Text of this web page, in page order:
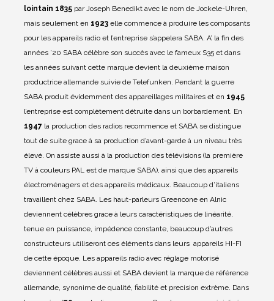
lointain 1835 par Joseph Benedikt avec le nom de Jockele-Uhren,
mais seulement en 1923 elle commence à produire les composants
pour les appareils radio et l’entreprise s’appelera SABA. A’ la fin des
années ’20 SABA célèbre son succès avec le fameux S35 et dans
les années suivant cette marque devient la deuxième maison
productrice allemande suivie de Telefunken. Pendant la guerre
SABA produit évidemment des appareillages militaires et en 1945
l’entreprise est complètement détruite dans un borbardement. En
1947 la production des radios recommence et SABA se distingue
tout de suite grace à sa production d’avant-garde à un niveau très
élevé. On assiste aussi à la production des télévisions (la première
TV à couleurs PAL est de marque SABA), ainsi que des appareils
électroménagers et des appareils médicaux. Beaucoup d’italiens
travaillent chez SABA. Les haut-parleurs Greencone en Alnic
deviennent célèbres grace à leurs caractéristiques de linéarité,
tenue en puissance, impédence constante, beaucoup d’autres
constructeurs utiliseront ces éléments dans leurs appareils HI-FI
de cette époque. Les appareils radio avec réglage motorisé
deviennent célèbres aussi et SABA devient la marque de référence
allemande, synonime de qualité, fiabilité et precision extrème. Dans